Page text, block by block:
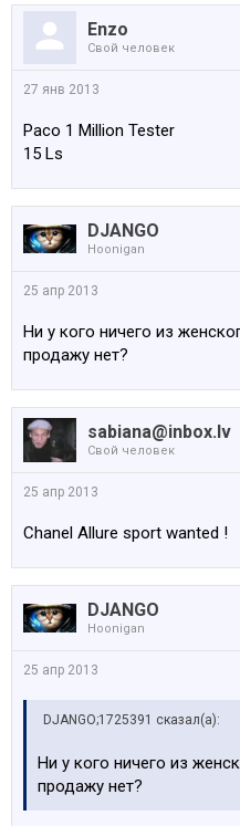
Enzo
Свой человек
27 янв 2013
Paco 1 Million Tester
15 Ls
DJANGO
Hoonigan
25 апр 2013
Ни у кого ничего из
продажу нет?
sabiana@inbox.lv
Свой человек
25 апр 2013
Chanel Allure sport wanted !
DJANGO
Hoonigan
25 апр 2013
DJANGO;1725391 сказал(а):
Ни у кого ничего из
продажу нет?